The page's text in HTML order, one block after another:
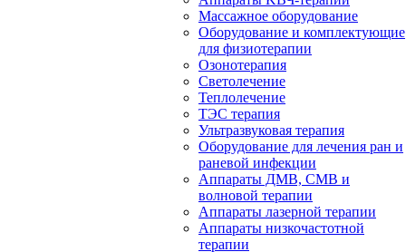
Массажное оборудование
Оборудование и комплектующие
для физиотерапии
Озонотерапия
Светолечение
Теплолечение
ТЭС терапия
Ультразвуковая терапия
Оборудование для лечения ран и
раневой инфекции
Аппараты ДМВ, СМВ и
волновой терапии
Аппараты лазерной терапии
Аппараты низкочастотной
терапии